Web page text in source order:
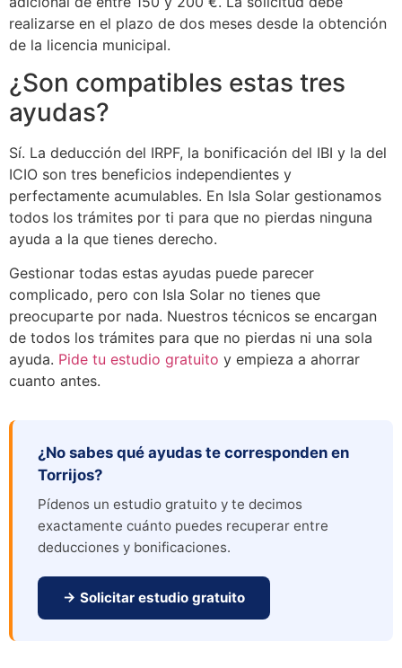
realizarse en el plazo de dos meses desde la obtención
de la licencia municipal.
¿Son compatibles estas tres
ayudas?
Sí. La deducción del IRPF, la bonificación del IBI y la del
ICIO son tres beneficios independientes y
perfectamente acumulables. En Isla Solar gestionamos
todos los trámites por ti para que no pierdas ninguna
ayuda a la que tienes derecho.
Gestionar todas estas ayudas puede parecer
complicado, pero con Isla Solar no tienes que
preocuparte por nada. Nuestros técnicos se encargan
de todos los trámites para que no pierdas ni una sola
ayuda. Pide tu estudio gratuito y empieza a ahorrar
cuanto antes.
¿No sabes qué ayudas te corresponden en
Torrijos?
Pídenos un estudio gratuito y te decimos
exactamente cuánto puedes recuperar entre
deducciones y bonificaciones.
→ Solicitar estudio gratuito